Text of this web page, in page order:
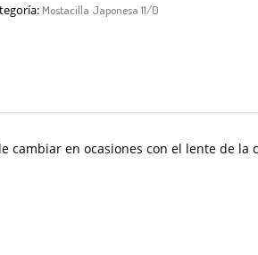
Mostacilla Japonesa 11/0
cambiar en ocasiones con el lente de la